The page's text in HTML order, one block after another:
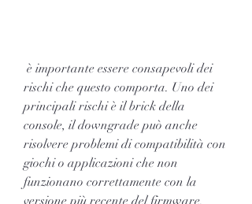
rischi che questo comporta. Uno dei
principali rischi è il brick della
console, il downgrade può anche
risolvere problemi di compatibilità con
giochi o applicazioni che non
funzionano correttamente con la
versione più recente del firmware.